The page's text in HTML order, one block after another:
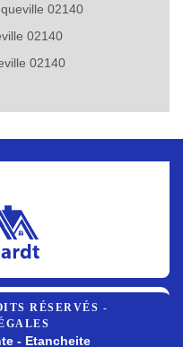
02140
02140
02140
RÉSERVÉS -
- Etancheite